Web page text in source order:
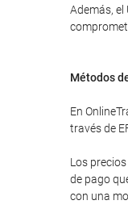
Además,
Métodos
En
través de
Los
de pago
con una